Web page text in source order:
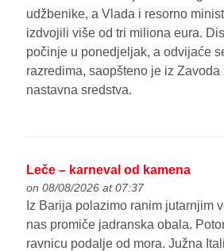
udžbenike, a Vlada i resorno
izdvojili više od tri miliona eura.
počinje u ponedjeljak, a odvijaće
razredima, saopšteno je iz
nastavna sredstva.
Leče – karneval od kamena
on 08/08/2026 at 07:37
Iz Barija polazimo ranim jutarnjim
nas promiče jadranska obala.
ravnicu podalje od mora. Južna